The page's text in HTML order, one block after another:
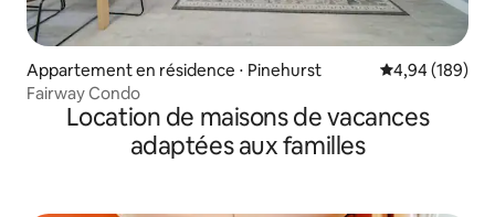
Appartement en résidence ⋅ Pinehurst Évaluation
4,94 (189)
Fairway Condo
Location de maisons de vacances
adaptées aux familles